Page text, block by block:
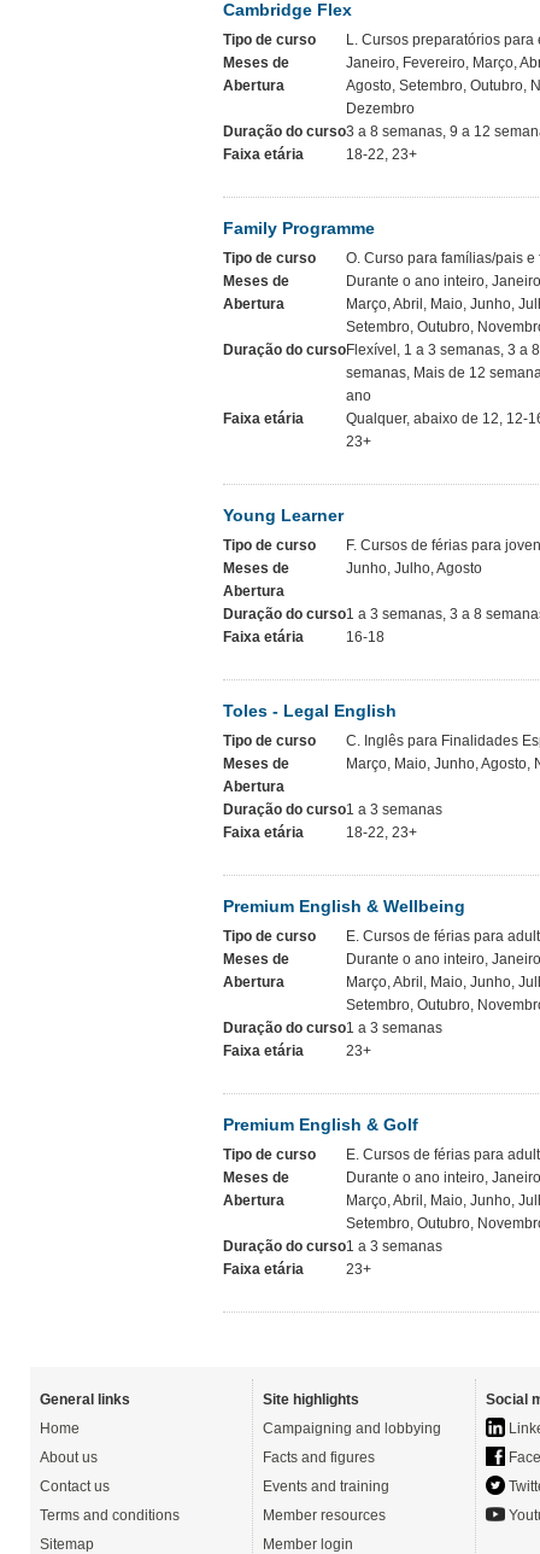
Cambridge Flex
Tipo de curso
L. Cursos preparatórios para
Meses de
Abertura
Janeiro, Fevereiro, Março,
Agosto, Setembro, Outubro,
Dezembro
Duração do curso3 a 8 semanas, 9 a 12
Faixa etária
18-22, 23+
Family Programme
Tipo de curso
O. Curso para famílias/pais e
Meses de
Abertura
Durante o ano inteiro,
Março, Abril, Maio, Junho,
Setembro, Outubro,
Duração do cursoFlexível, 1 a 3 semanas, 3 a
semanas, Mais de 12
ano
Faixa etária
Qualquer, abaixo de 12, 12-
23+
Young Learner
Tipo de curso
F. Cursos de férias para
Meses de
Abertura
Junho, Julho, Agosto
Duração do curso1 a 3 semanas, 3 a 8
Faixa etária
16-18
Toles - Legal English
Tipo de curso
C. Inglês para Finalidades
Meses de
Abertura
Março, Maio, Junho, Agosto,
Duração do curso1 a 3 semanas
Faixa etária
18-22, 23+
Premium English & Wellbeing
Tipo de curso
E. Cursos de férias para
Meses de
Abertura
Durante o ano inteiro,
Março, Abril, Maio, Junho,
Setembro, Outubro,
Duração do curso1 a 3 semanas
Faixa etária
23+
Premium English & Golf
Tipo de curso
E. Cursos de férias para
Meses de
Abertura
Durante o ano inteiro,
Março, Abril, Maio, Junho,
Setembro, Outubro,
Duração do curso1 a 3 semanas
Faixa etária
23+
General links
Home
About us
Contact us
Terms and conditions
Sitemap
Site highlights
Campaigning and lobbying
Facts and figures
Events and training
Member resources
Member login
Social